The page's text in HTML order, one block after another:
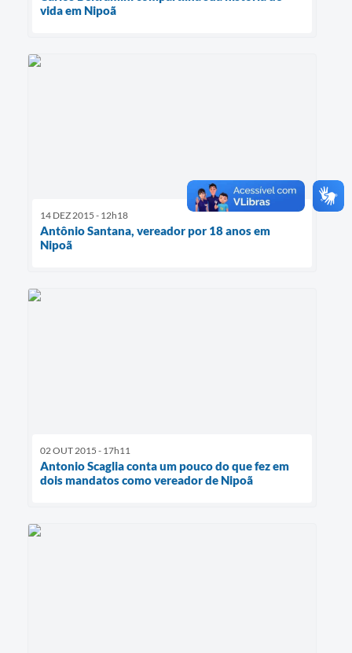
vida em Nipoã
14 DEZ 2015 - 12h18
Antônio Santana, vereador por 18 anos em
Nipoã
02 OUT 2015 - 17h11
Antonio Scaglia conta um pouco do que fez em
dois mandatos como vereador de Nipoã